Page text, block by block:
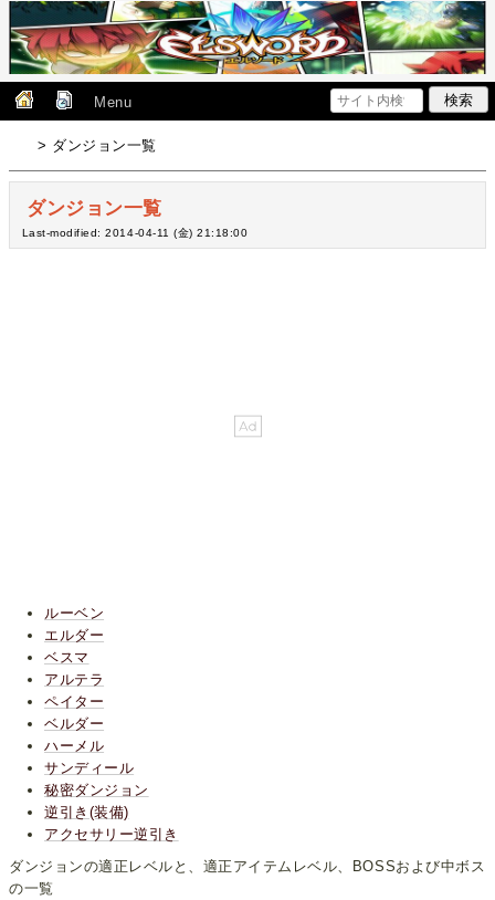
Menu
> ダンジョン一覧
ダンジョン一覧
Last-modified: 2014-04-11 (金) 21:18:00
ルーベン
エルダー
ベスマ
アルテラ
ペイター
ベルダー
ハーメル
サンディール
秘密ダンジョン
逆引き(装備)
アクセサリー逆引き
ダンジョンの適正レベルと、適正アイテムレベル、BOSSおよび中ボス
の一覧